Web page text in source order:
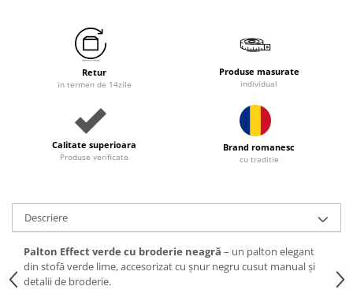
Retur
in termen de 14zile
Produse masurate
individual
Calitate superioara
Produse verificate
Brand romanesc
cu traditie
Descriere
Palton Effect verde cu broderie neagră – un palton elegant
din stofă verde lime, accesorizat cu șnur negru cusut manual și
detalii de broderie.